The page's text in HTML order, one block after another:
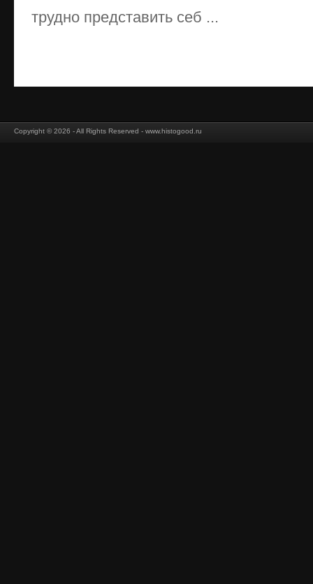
трудно представить себ ...
Copyright © 2026 - All Rights Reserved - www.histogood.ru